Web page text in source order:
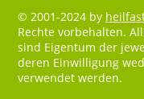
© 2001-2024 by
Rechte vorbehalten.
sind Eigentum der
deren Einwilligung
verwendet werden.